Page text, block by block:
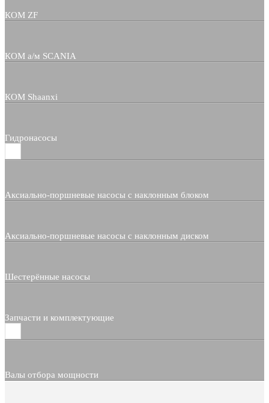
КОМ ZF
КОМ а/м SCANIA
КОМ Shaanxi
Гидронасосы
Аксиально-поршневые насосы с наклонным блоком
Аксиально-поршневые насосы с наклонным диском
Шестерённые насосы
Запчасти и комплектующие
Валы отбора мощности